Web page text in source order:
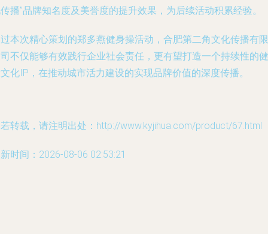
播”品牌知名度及美誉度的提升效果，为后续活动积累经验。
本次精心策划的郑多燕健身操活动，合肥第二角文化传播有限
不仅能够有效践行企业社会责任，更有望打造一个持续性的健
化IP，在推动城市活力建设的实现品牌价值的深度传播。
转载，请注明出处：http://www.kyjihua.com/product/67.html
时间：2026-08-06 02:53:21